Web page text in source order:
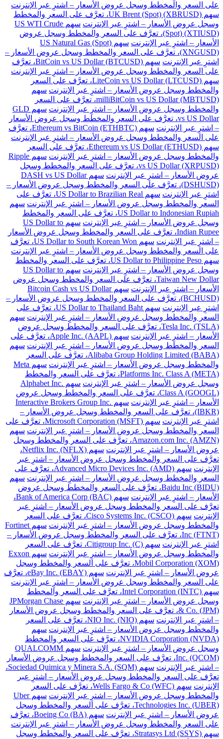
على السعر والمخطط وسجل عروض الأسعار – اشترِ عبر الإنترنت
سهم UK Brent (Spot) (XBRUSD)، تعرَّف على السعر والمخطط
وسجل عروض الأسعار – اشترِ عبر الإنترنت
سهم US WTI Crude
(Spot) (XTIUSD)، تعرَّف على السعر والمخطط وسجل عروض
الأسعار – اشترِ عبر الإنترنت
سهم US Natural Gas (Spot)
(XNGUSD)، تعرَّف على السعر والمخطط وسجل عروض الأسعار –
اشترِ عبر الإنترنت
سهم BitCoin vs US Dollar (BTCUSD)، تعرَّف
على السعر والمخطط وسجل عروض الأسعار – اشترِ عبر الإنترنت
سهم LiteCoin vs US Dollar (LTCUSD)، تعرَّف على السعر
والمخطط وسجل عروض الأسعار – اشترِ عبر الإنترنت سهم
milliBitCoin vs US Dollar (MBTUSD)، تعرَّف على السعر
والمخطط وسجل عروض الأسعار – اشترِ عبر الإنترنت
سهم GLD
vs US Dollar، تعرَّف على السعر والمخطط وسجل عروض الأسعار
– اشترِ عبر الإنترنت
سهم Ethereum vs BitCoin (ETHBTC)، تعرَّف
على السعر والمخطط وسجل عروض الأسعار – اشترِ عبر الإنترنت
سهم Ethereum vs US Dollar (ETHUSD)، تعرَّف على السعر
والمخطط وسجل عروض الأسعار – اشترِ عبر الإنترنت
سهم Ripple
vs US Dollar (XRPUSD)، تعرَّف على السعر والمخطط وسجل
عروض الأسعار – اشترِ عبر الإنترنت
سهم DASH vs US Dollar
(DSHUSD)، تعرَّف على السعر والمخطط وسجل عروض الأسعار –
اشترِ عبر الإنترنت
سهم US Dollar to Brazilian Real، تعرَّف على
السعر والمخطط وسجل عروض الأسعار – اشترِ عبر الإنترنت سهم
US Dollar to Indonesian Rupiah، تعرَّف على السعر والمخطط
وسجل عروض الأسعار – اشترِ عبر الإنترنت
سهم US Dollar to
Indian Rupee، تعرَّف على السعر والمخطط وسجل عروض الأسعار
– اشترِ عبر الإنترنت
سهم US Dollar to South Korean Won، تعرَّف
على السعر والمخطط وسجل عروض الأسعار – اشترِ عبر الإنترنت
سهم US Dollar to Philippine Peso، تعرَّف على السعر والمخطط
وسجل عروض الأسعار – اشترِ عبر الإنترنت
سهم US Dollar to
Taiwan New Dollar، تعرَّف على السعر والمخطط وسجل عروض
الأسعار – اشترِ عبر الإنترنت
سهم Bitcoin Cash vs US Dollar
(BCHUSD)، تعرَّف على السعر والمخطط وسجل عروض الأسعار –
اشترِ عبر الإنترنت
سهم US Dollar to Thailand Baht، تعرَّف على
السعر والمخطط وسجل عروض الأسعار – اشترِ عبر الإنترنت سهم
Tesla Inc. (TSLA)، تعرَّف على السعر والمخطط وسجل عروض
الأسعار – اشترِ عبر الإنترنت
سهم Apple Inc. (AAPL)، تعرَّف على
السعر والمخطط وسجل عروض الأسعار – اشترِ عبر الإنترنت سهم
Alibaba Group Holding Limited (BABA)، تعرَّف على السعر
والمخطط وسجل عروض الأسعار – اشترِ عبر الإنترنت
سهم Meta
Platforms Inc. Class A (META)، تعرَّف على السعر والمخطط
وسجل عروض الأسعار – اشترِ عبر الإنترنت
سهم Alphabet Inc.
Class A (GOOGL)، تعرَّف على السعر والمخطط وسجل عروض
الأسعار – اشترِ عبر الإنترنت
سهم Interactive Brokers Group Inc.
(IBKR)، تعرَّف على السعر والمخطط وسجل عروض الأسعار –
اشترِ عبر الإنترنت
سهم Microsoft Corporation (MSFT)، تعرَّف على
السعر والمخطط وسجل عروض الأسعار – اشترِ عبر الإنترنت سهم
Amazon.com Inc. (AMZN)، تعرَّف على السعر والمخطط وسجل
عروض الأسعار – اشترِ عبر الإنترنت
سهم Netflix Inc. (NFLX)،
تعرَّف على السعر والمخطط وسجل عروض الأسعار – اشترِ عبر
الإنترنت
سهم Advanced Micro Devices Inc. (AMD)، تعرَّف على
السعر والمخطط وسجل عروض الأسعار – اشترِ عبر الإنترنت سهم
Baidu Inc (BIDU)، تعرَّف على السعر والمخطط وسجل عروض
الأسعار – اشترِ عبر الإنترنت
سهم Bank of America Corp (BAC)،
تعرَّف على السعر والمخطط وسجل عروض الأسعار – اشترِ عبر
الإنترنت
سهم Cisco Systems Inc. (CSCO)، تعرَّف على السعر
والمخطط وسجل عروض الأسعار – اشترِ عبر الإنترنت
سهم Fortinet
Inc (FTNT)، تعرَّف على السعر والمخطط وسجل عروض الأسعار –
اشترِ عبر الإنترنت
سهم Citigroup Inc. (C)، تعرَّف على السعر
والمخطط وسجل عروض الأسعار – اشترِ عبر الإنترنت
سهم Exxon
Mobil Corporation (XOM)، تعرَّف على السعر والمخطط وسجل
عروض الأسعار – اشترِ عبر الإنترنت
سهم eBay Inc. (EBAY)، تعرَّف
على السعر والمخطط وسجل عروض الأسعار – اشترِ عبر الإنترنت
سهم Intel Corporation (INTC)، تعرَّف على السعر والمخطط
وسجل عروض الأسعار – اشترِ عبر الإنترنت
سهم JPMorgan Chase
& Co. (JPM)، تعرَّف على السعر والمخطط وسجل عروض الأسعار
– اشترِ عبر الإنترنت
سهم NIO Inc. (NIO)، تعرَّف على السعر
والمخطط وسجل عروض الأسعار – اشترِ عبر الإنترنت سهم
NVIDIA Corporation (NVDA)، تعرَّف على السعر والمخطط
وسجل عروض الأسعار – اشترِ عبر الإنترنت
سهم QUALCOMM
Inc. (QCOM)، تعرَّف على السعر والمخطط وسجل عروض الأسعار
– اشترِ عبر الإنترنت
سهم Sociedad Quimica y Minera S.A. (SQM)،
تعرَّف على السعر والمخطط وسجل عروض الأسعار – اشترِ عبر
الإنترنت
سهم Wells Fargo & Co (WFC)، تعرَّف على السعر
والمخطط وسجل عروض الأسعار – اشترِ عبر الإنترنت
سهم Uber
Technologies Inc. (UBER)، تعرَّف على السعر والمخطط وسجل
عروض الأسعار – اشترِ عبر الإنترنت
سهم Boeing Co (BA)، تعرَّف
على السعر والمخطط وسجل عروض الأسعار – اشترِ عبر الإنترنت
سهم Stratasys Ltd (SSYS)، تعرَّف على السعر والمخطط وسجل